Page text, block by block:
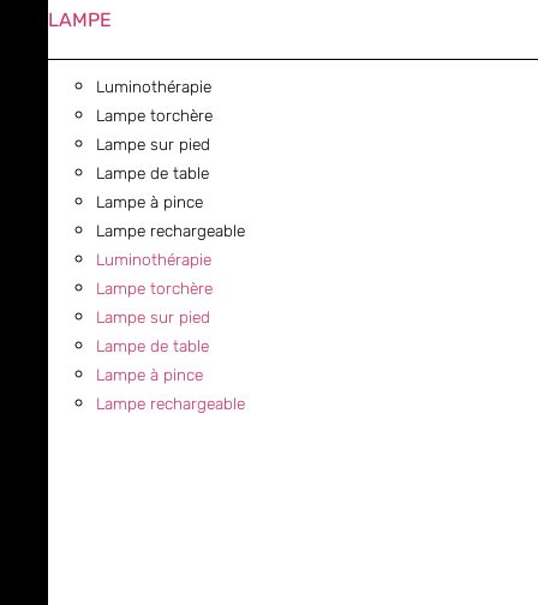
LAMPE
Luminothérapie
Lampe torchère
Lampe sur pied
Lampe de table
Lampe à pince
Lampe rechargeable
Luminothérapie
Lampe torchère
Lampe sur pied
Lampe de table
Lampe à pince
Lampe rechargeable